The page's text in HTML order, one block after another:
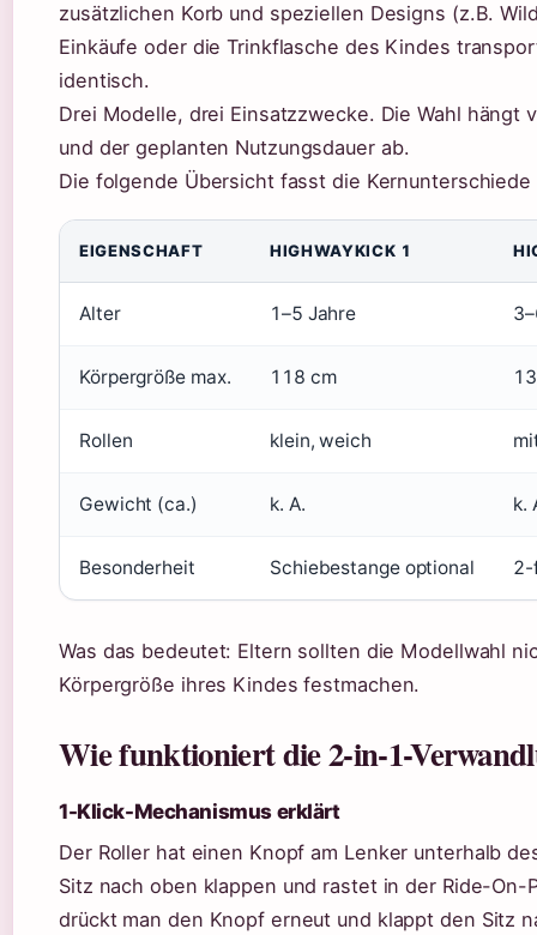
zusätzlichen Korb und speziellen Designs (z.B.
Einkäufe oder die Trinkflasche des Kindes
identisch.
Drei Modelle, drei Einsatzzwecke. Die Wahl hängt
und der geplanten Nutzungsdauer ab.
Die folgende Übersicht fasst die
EIGENSCHAFT HIGHWAYKICK 1
Alter 1–5 Jahre
Körpergröße max. 118 cm
Rollen klein, weich
Gewicht (ca.) k. A. k.
Besonderheit Schiebestange optional 2-
Was das bedeutet: Eltern sollten die Modellwahl
Körpergröße ihres Kindes festmachen.
Wie funktioniert die 2-in-1-
1-Klick-Mechanismus erklärt
Der Roller hat einen Knopf am Lenker unterhalb
Sitz nach oben klappen und rastet in der Ride-
drückt man den Knopf erneut und klappt den Sitz